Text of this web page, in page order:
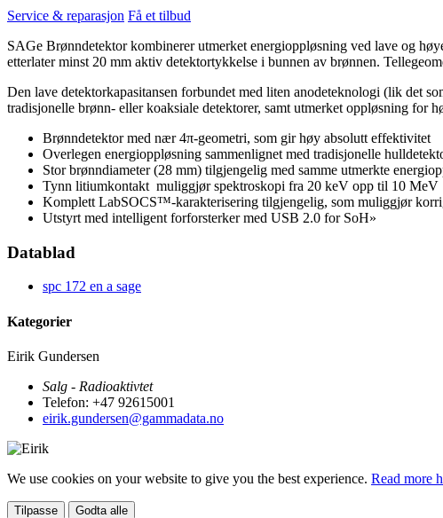
Service & reparasjon Få et tilbud
SAGe Brønndetektor kombinerer utmerket energioppløsning ved lave og
etterlater minst 20 mm aktiv detektortykkelse i bunnen av brønnen.
Den lave detektorkapasitansen forbundet med liten anodeteknologi (lik det
tradisjonelle brønn- eller koaksiale detektorer, samt utmerket oppløsning for
Brønndetektor med nær 4π-geometri, som gir høy absolutt effektivitet
Overlegen energioppløsning sammenlignet med tradisjonelle
Stor brønndiameter (28 mm) tilgjengelig med samme utmerkte
Tynn litiumkontakt muliggjør spektroskopi fra 20 keV opp til 10 MeV
Komplett LabSOCS™-karakterisering tilgjengelig, som muliggjør
Utstyrt med intelligent forforsterker med USB 2.0 for SoH»
Datablad
spc 172 en a sage
Kategorier
Eirik Gundersen
Salg - Radioaktivtet
Telefon: +47 92615001
eirik.gundersen@gammadata.no
We use cookies on your website to give you the best experience. Read more
Tilpasse Godta alle